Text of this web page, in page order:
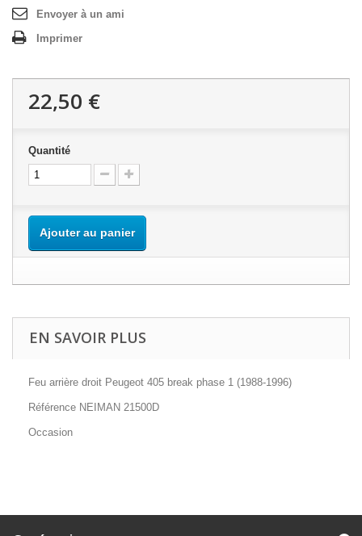
Envoyer à un ami
Imprimer
22,50 €
Quantité
Ajouter au panier
EN SAVOIR PLUS
Feu arrière droit Peugeot 405 break phase 1 (1988-1996)
Référence NEIMAN 21500D
Occasion